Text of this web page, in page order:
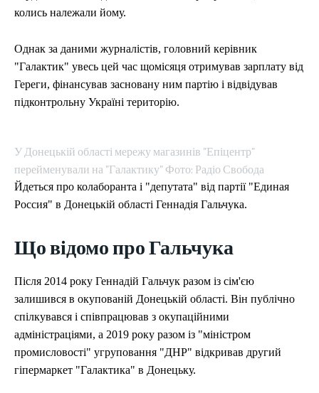
колись належали йому.
Однак за даними журналістів, головний керівник
"Галактик" увесь цей час щомісяця отримував зарплату від
Гереги, фінансував засновану ним партію і відвідував
підконтрольну Україні територію.
У Донецькій області мережу магазинів "Епіцентр"
перейменували на "Галактику" Фото: Радіо Свобода
Йдеться про колаборанта і "депутата" від партії "Единая
Россия" в Донецькій області Геннадія Гальчука.
Що відомо про Гальчука
Після 2014 року Геннадій Гальчук разом із сім'єю
залишився в окупованій Донецькій області. Він публічно
спілкувався і співпрацював з окупаційними
адміністраціями, а 2019 року разом із "міністром
промисловості" угруповання "ДНР" відкривав другий
гіпермаркет "Галактика" в Донецьку.